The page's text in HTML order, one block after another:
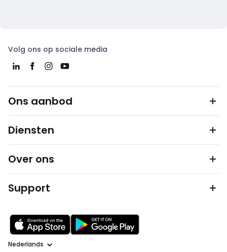
Volg ons op sociale media
Ons aanbod
Diensten
Over ons
Support
Taal